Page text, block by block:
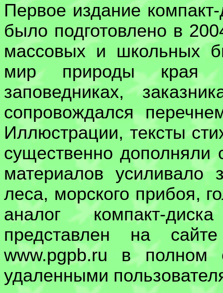
Первое издание
было подготовлено в
массовых и школьных
мир природы края
заповедниках,
сопровождался
Иллюстрации, тексты
существенно дополняли
материалов усиливало
леса, морского прибоя,
аналог компакт-
представлен на
www.pgpb.ru в полном
удаленными